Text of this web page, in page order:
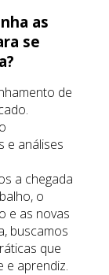
as
se
de
e análises
a chegada
o
e as novas
buscamos
que
e aprendiz.